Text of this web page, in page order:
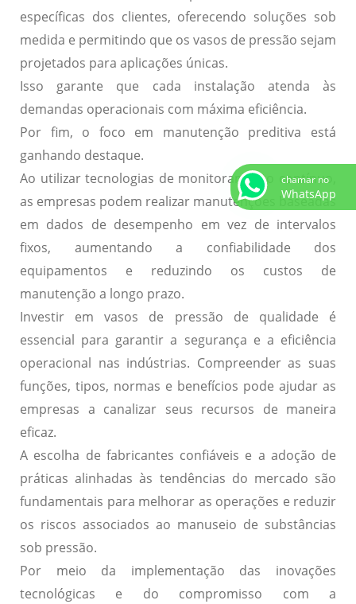
específicas dos clientes, oferecendo soluções sob
medida e permitindo que os vasos de pressão sejam
projetados para aplicações únicas.
Isso garante que cada instalação atenda às
demandas operacionais com máxima eficiência.
Por fim, o foco em manutenção preditiva está
ganhando destaque.
Ao utilizar tecnologias de monitoramento contínuo,
as empresas podem realizar manutenções baseadas
em dados de desempenho em vez de intervalos
fixos, aumentando a confiabilidade dos
equipamentos e reduzindo os custos de
manutenção a longo prazo.
Investir em vasos de pressão de qualidade é
essencial para garantir a segurança e a eficiência
operacional nas indústrias. Compreender as suas
funções, tipos, normas e benefícios pode ajudar as
empresas a canalizar seus recursos de maneira
eficaz.
A escolha de fabricantes confiáveis e a adoção de
práticas alinhadas às tendências do mercado são
fundamentais para melhorar as operações e reduzir
os riscos associados ao manuseio de substâncias
sob pressão.
Por meio da implementação das inovações
tecnológicas e do compromisso com a
chamar no
WhatsApp